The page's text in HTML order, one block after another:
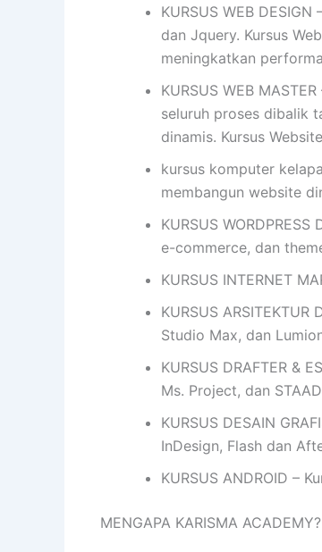
KURSUS WEB
dan Jquery. Kursus
meningkatkan
KURSUS WEB
seluruh proses dibalik
dinamis. Kursus
kursus komputer
membangun website
KURSUS
e-commerce, dan
KURSUS INTERNET
KURSUS
Studio Max, dan
KURSUS DRAFTER &
Ms. Project, dan
KURSUS DESAIN
InDesign, Flash dan
KURSUS ANDROID –
MENGAPA KARISMA ACADEMY?